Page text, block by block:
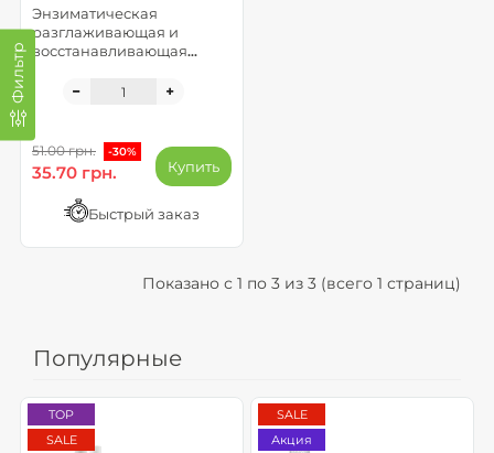
Фильтр
Энзиматическая
разглаживающая и
восстанавливающая
FUSION
51.00 грн. -30%
35.70 грн. Купить
Быстрый заказ
Показано с 1 по 3 из 3 (всего 1 страниц)
Популярные
TOP
SALE
SALE
Акция